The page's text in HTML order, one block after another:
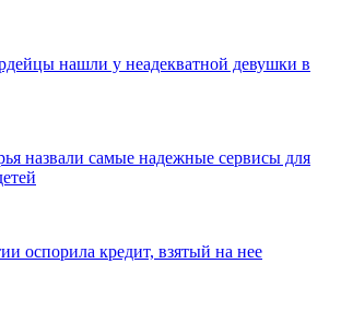
нашли у неадекватной девушки в
назвали самые надежные сервисы для
оспорила кредит, взятый на нее